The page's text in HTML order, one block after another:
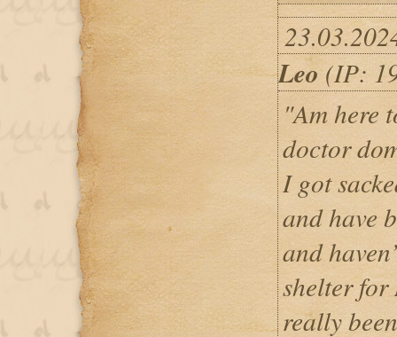
Leo (IP:
"Am here
doctor
I got
and have
and
shelter for
really